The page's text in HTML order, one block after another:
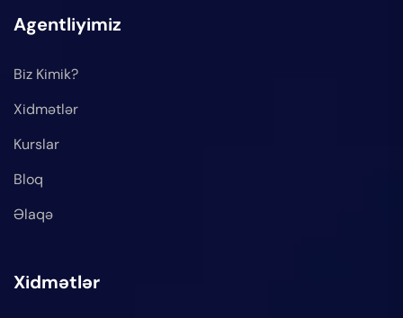
Agentliyimiz
Biz Kimik?
Xidmətlər
Kurslar
Bloq
Əlaqə
Xidmətlər